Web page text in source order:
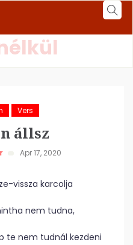
Vers
állsz
Apr 17, 2020
vissza karcolja
nem tudna,
te nem tudnál kezdeni